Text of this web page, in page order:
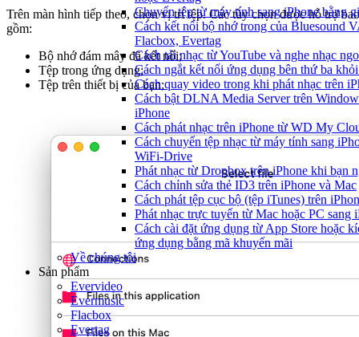
Chuyển tệp từ máy tính sang iPhone bằng
Cách kết nối bộ nhớ trong của Bluesound
Flacbox, Evertag
Cách tải nhạc từ YouTube và nghe nhạc
Cách ngắt kết nối ứng dụng bên thứ ba
Cách quay video trong khi phát nhạc trên
Cách bật DLNA Media Server trên
iPhone
Cách phát nhạc trên iPhone từ WD My
Cách chuyển tệp nhạc từ máy tính sang
WiFi-Drive
Phát nhạc từ Dropbox trên iPhone khi bạn
Cách chỉnh sửa thẻ ID3 trên iPhone và Mac
Cách phát tệp cục bộ (tệp iTunes) trên
Phát nhạc trực tuyến từ Mac hoặc PC sang
Cách cài đặt ứng dụng từ App Store hoặc
ứng dụng bằng mã khuyến mãi
Về chúng tôi
Sản phẩm
Evervideo
Evermusic
Flacbox
Evertag
Trên màn hình tiếp theo, chọn vị trí tệp. Các tùy chọn được hỗ trợ bao
gồm:
Bộ nhớ đám mây đã kết nối;
Tệp trong ứng dụng;
Tệp trên thiết bị của bạn;